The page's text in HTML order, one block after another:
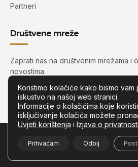
Partneri
Društvene mreže
Zaprati nas na društvenim mrežama i
novostima.
Zip.com.hr– Sva
Koristimo kolačiće kako bismo vam
iskustvo na našoj web stranici.
Informacije o kolačićima koje
isključivanje kolačića možete
Uvjeti korištenja i Izjava o
Prihvaćam Odbij